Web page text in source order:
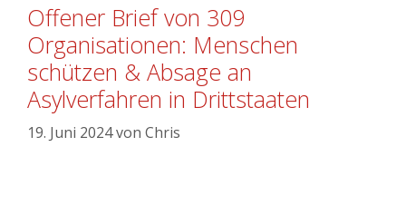
Offener Brief von 309
Organisationen: Menschen
schützen & Absage an
Asylverfahren in Drittstaaten
19. Juni 2024von Chris